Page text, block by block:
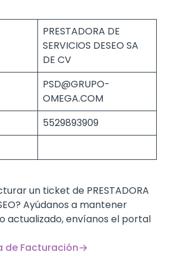
PRESTADORA DE
SERVICIOS DESEO SA
DE CV
PSD@GRUPO-
OMEGA.COM
5529893909
un ticket de PRESTADORA
Ayúdanos a mantener
actualizado, envíanos el portal
de Facturación